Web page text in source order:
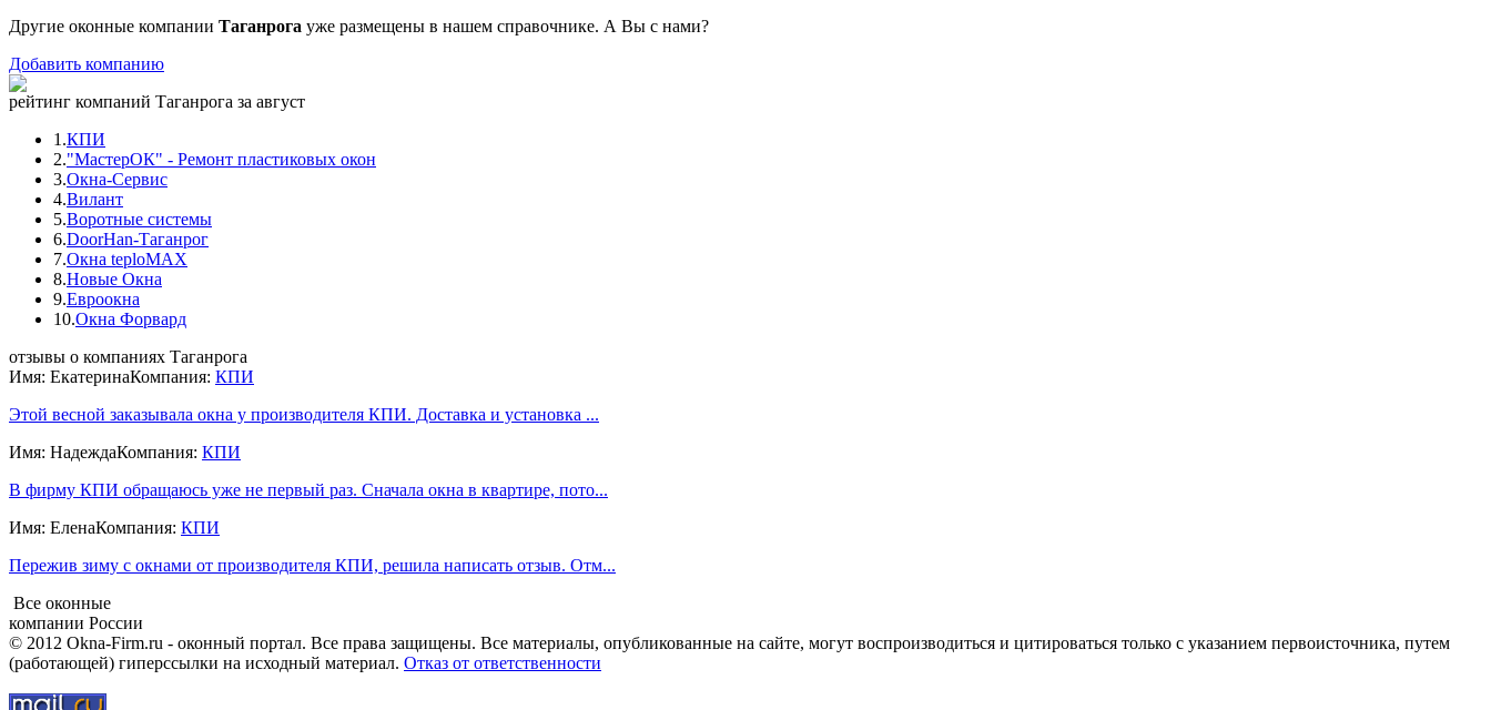
Другие оконные компании Таганрога уже размещены в нашем справочнике. А Вы с нами?
Добавить компанию
рейтинг компаний Таганрога за август
1.КПИ
2."МастерОК" - Ремонт пластиковых окон
3.Окна-Сервис
4.Bилант
5.Воротные системы
6.DoorHan-Таганрог
7.Окна teploMAX
8.Новые Окна
9.Евроокна
10.Окна Форвард
отзывы о компаниях Таганрога
Имя: ЕкатеринаКомпания: КПИ
Этой весной заказывала окна у производителя КПИ. Доставка и установка ...
Имя: НадеждаКомпания: КПИ
В фирму КПИ обращаюсь уже не первый раз. Сначала окна в квартире, пото...
Имя: ЕленаКомпания: КПИ
Пережив зиму с окнами от производителя КПИ, решила написать отзыв. Отм...
Все оконные
компании России
© 2012 Okna-Firm.ru - оконный портал. Все права защищены. Все материалы, опубликованные на сайте, могут воспроизводиться и цитироваться только с указанием первоисточника, путем
(работающей) гиперссылки на исходный материал. Отказ от ответственности